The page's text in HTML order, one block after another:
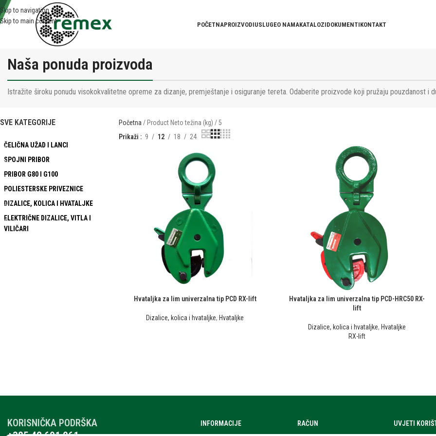
Skip to navigation
Skip to main content
POČETNAPROIZVODIUSLUGEO NAMAKATALOZIDOKUMENTIKONTAKT
Naša ponuda proizvoda
Istražite široku ponudu visokokvalitetne opreme za dizanje, premještanje i osiguranje tereta. Odaberite proizvode koji pružaju pouzdanost i
SVE KATEGORIJE
ČELIČNA UŽAD I LANCI
SPOJNI PRIBOR
PRIBOR G80 I G100
POLIESTERSKE PRIVEZNICE
DIZALICE, KOLICA I HVATALJKE
ELEKTRIČNE DIZALICE, VITLA I
VILIČARI
Početna Product Neto težina (kg) 5
Prikaži
9 12 18 24
Hvataljka za lim univerzalna tip PCD RX-lift
Dizalice, kolica i hvataljke,Hvataljke
Hvataljka za lim univerzalna tip PCD-HRC50 RX-
lift
Dizalice, kolica i hvataljke, Hvataljke
RX-lift
KORISNIČKA PODRŠKA INFORMACIJE RAČUN UVJETI